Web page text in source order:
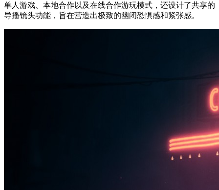
单人游戏、本地合作以及在线合作游玩模式，还设计了共享的
导播镜头功能，旨在营造出极致的幽闭恐惧感和紧张感。